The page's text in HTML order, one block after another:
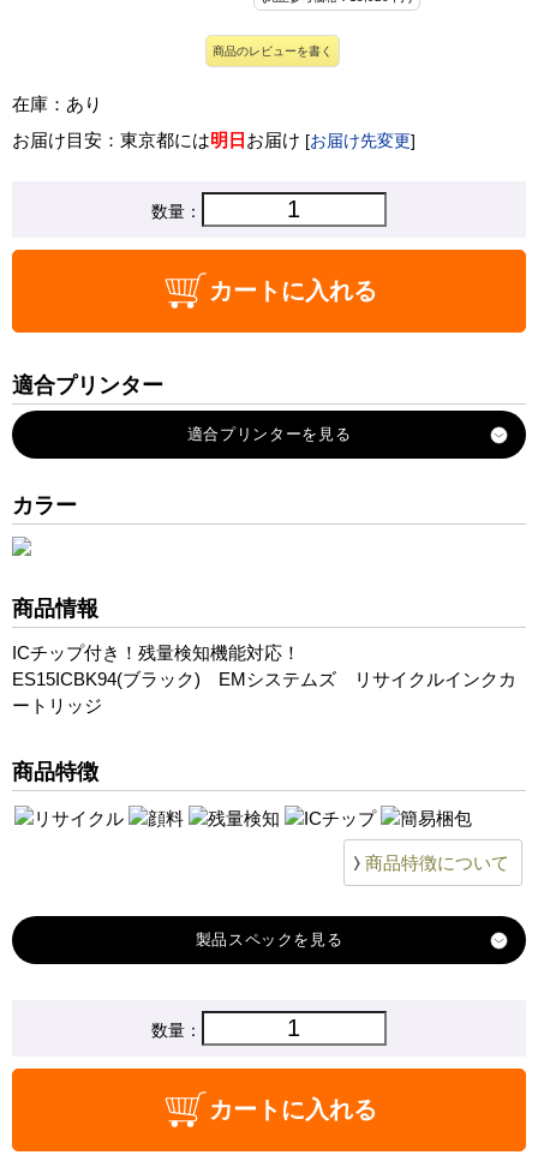
商品のレビューを書く
在庫：あり
お届け目安：東京都には明日 お届け [お届け先変更]
数量：
カートに入れる
適合プリンター
ES-15Y
カラー
商品情報
ICチップ付き！残量検知機能対応！
ES15ICBK94(ブラック) EMシステムズ リサイクルインクカ
ートリッジ
商品特徴
商品特徴について
製品スペック
EMシステムズ
ES15ICBK94
数量：
カートに入れる